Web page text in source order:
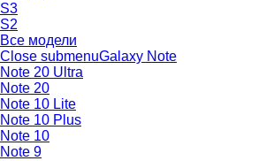
S3
S2
Все модели
Close submenuGalaxy Note
Note 20 Ultra
Note 20
Note 10 Lite
Note 10 Plus
Note 10
Note 9